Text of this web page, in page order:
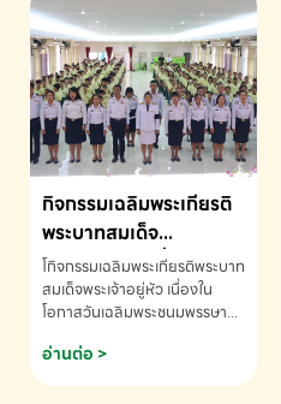
กิจกรรมเฉลิมพระเกียรติ
พระบาทสมเด็จ
พระเจ้าอยู่หัว เนื่องใน
โอกาสวันเฉลิม
พระชนมพรรษา
โกิจกรรมเฉลิมพระเกียรติพระบาท
สมเด็จพระเจ้าอยู่หัว เนื่องใน
โอกาสวันเฉลิมพระชนมพรรษา
ข้อมูลเพิ่มเติม โทร. 075-691910
อ่านต่อ >